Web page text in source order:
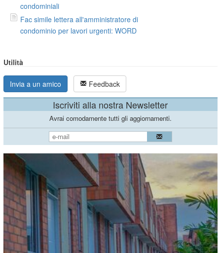
condominiali
Fac simile lettera all'amministratore di
condominio per lavori urgenti: WORD
Utilità
Invia a un amico Feedback
Iscriviti alla nostra Newsletter
Avrai comodamente tutti gli aggiornamenti.